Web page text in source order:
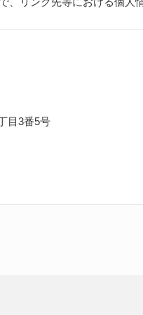
目3番5号